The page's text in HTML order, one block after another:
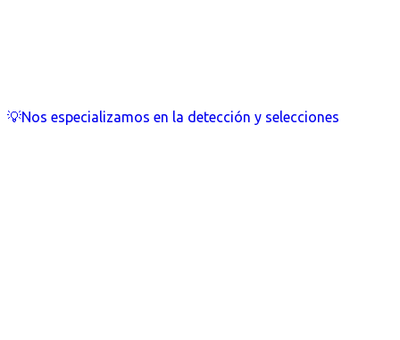
💡Nos especializamos en la detección y selecciones